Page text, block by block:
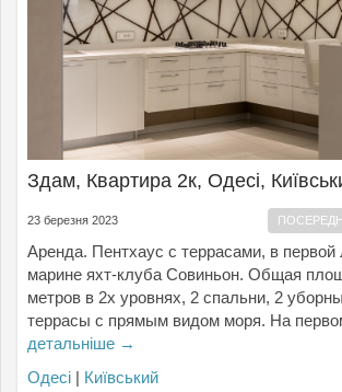
Здам, Квартира 2к, Одесі,
23 березня 2023
Аренда. Пентхаус с террасами, в первой
марине яхт-клуба Совиньон. Общая
метров в 2х уровнях, 2 спальни, 2
террасы с прямым видом моря. На
детальніше →
Одесі | Київський